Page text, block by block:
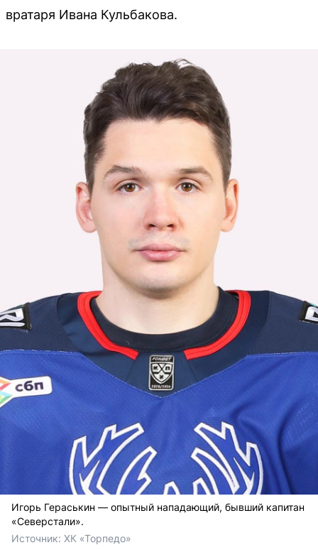
вратаря Ивана Кульбакова.
Игорь Гераськин — опытный нападающий, бывший капитан
«Северстали».
Источник: ХК «Торпедо»